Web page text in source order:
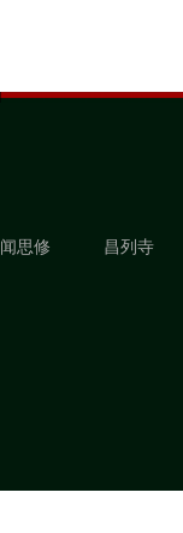
闻思修 昌列寺